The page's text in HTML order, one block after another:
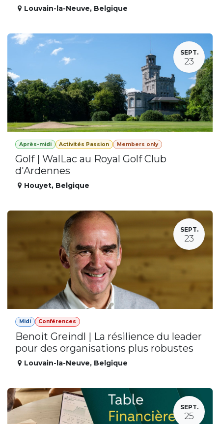
Louvain-la-Neuve, Belgique
SEPT.
23
Après-midi Activités Passion Members only
Golf | WalLac au Royal Golf Club
d'Ardennes
Houyet, Belgique
SEPT.
23
Midi Conférences
Benoit Greindl | La résilience du leader
pour des organisations plus robustes
Louvain-la-Neuve, Belgique
SEPT.
25